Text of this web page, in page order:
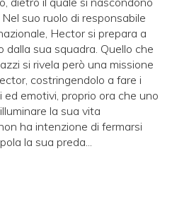
suo ruolo di responsabile
Hector si prepara a
dalla sua squadra. Quello che
si rivela però una missione
costringendolo a fare i
emotivi, proprio ora che uno
la sua vita
ha intenzione di fermarsi
la sua preda...